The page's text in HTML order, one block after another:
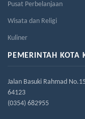
Pusat Perbelanjaan
Wisata dan Religi
Kuliner
PEMERINTAH KOTA
Jalan Basuki Rahmad
64123
(0354) 682955